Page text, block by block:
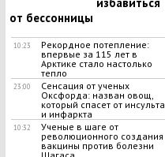
от бессонницы
10:23
Рекордное потепление:
впервые за 115 лет в
Арктике стало настолько
тепло
23:00
Сенсация от ученых
Оксфорда: назван овощ,
который спасет от инсульта
и инфаркта
10:32
Ученые в шаге от
революционного создания
вакцины против болезни